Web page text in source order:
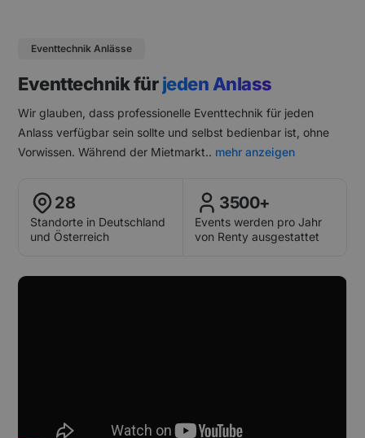
Eventtechnik Anlässe
Eventtechnik fürjeden Anlass
Wir glauben, dass professionelle Eventtechnik für jeden
Anlass verfügbar sein sollte und selbst bedienbar ist, ohne
Vorwissen. Während der Mietmarkt.. mehr anzeigen
28
Standorte in Deutschland
und Österreich
3500+
Events werden pro Jahr
von Renty ausgestattet